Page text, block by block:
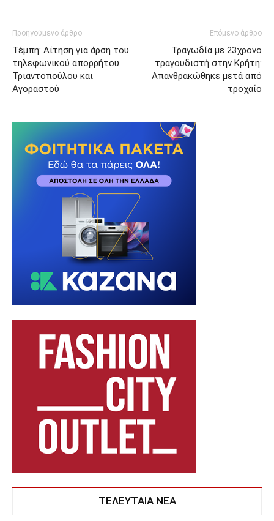
Προηγούμενο άρθρο
Τέμπη: Αίτηση για άρση του
τηλεφωνικού απορρήτου
Τριαντοπούλου και
Αγοραστού
Επόμενο άρθρο
Τραγωδία με 23χρονο
τραγουδιστή στην Κρήτη:
Απανθρακώθηκε μετά από
τροχαίο
ΤΕΛΕΥΤΑΙΑ ΝΕΑ